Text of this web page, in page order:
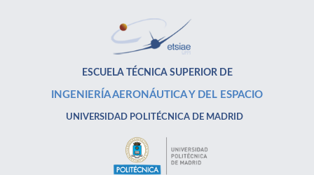
ESCUELA TÉCNICA SUPERIOR DE
INGENIERÍA AERONÁUTICA Y DEL ESPACIO
UNIVERSIDAD POLITÉCNICA DE MADRID